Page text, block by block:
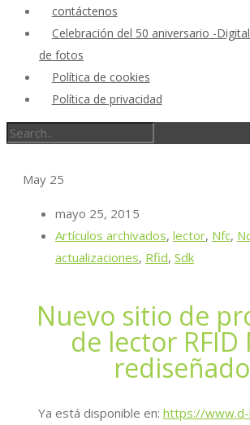
contáctenos
Celebración del 50 aniversario -
de fotos
Política de cookies
Política de privacidad
May 25
mayo 25, 2015
Artículos archivados, lector, Nfc,
actualizaciones, Rfid, Sdk
Nuevo sitio de
de lector RFID
rediseñado
Ya está disponible en: https://www.d-